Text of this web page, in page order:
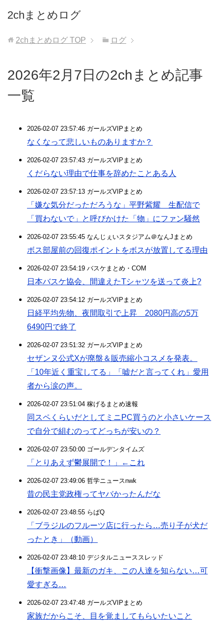
2chまとめログ
2chまとめログ TOP ログ
2026年2月7日の2chまとめ記事
一覧
2026-02-07 23:57:46 ガールズVIPまとめ
なくなって悲しいものありますか？
2026-02-07 23:57:43 ガールズVIPまとめ
くだらない理由で仕事を辞めたことある人
2026-02-07 23:57:13 ガールズVIPまとめ
「嫌な気分だっただろうな」平野紫耀 生配信で
「買わないで」と呼びかけた「物」にファン騒然
2026-02-07 23:55:45 なんじぇいスタジアム＠なんJまとめ
ボス部屋前の回復ポイントをボスが放置してる理由
2026-02-07 23:54:19 バスケまとめ・COM
日本バスケ協会、間違えたTシャツを送って炎上?
2026-02-07 23:54:12 ガールズVIPまとめ
日経平均先物、夜間取引で上昇 2080円高の5万
6490円で終了
2026-02-07 23:51:32 ガールズVIPまとめ
セザンヌ公式Xが廃盤＆販売縮小コスメを発表。
「10年近く重宝してる」「嘘だと言ってくれ」愛用
者から涙の声。
2026-02-07 23:51:04 稼げるまとめ速報
同スペくらいだとしてミニPC買うのと小さいケース
で自分で組むのってどっちが安いの？
2026-02-07 23:50:00 ゴールデンタイムズ
「とりあえず鬱展開で！」←これ
2026-02-07 23:49:06 哲学ニュースnwk
昔の民主党政権ってヤバかったんだな
2026-02-07 23:48:55 らばQ
「ブラジルのフルーツ店に行ったら…売り子が犬だ
ったとき」（動画）
2026-02-07 23:48:10 デジタルニューススレッド
【衝撃画像】最新のガキ、この人達を知らない…可
愛すぎる…
2026-02-07 23:47:48 ガールズVIPまとめ
家族だからこそ、目を覚ましてもらいたいこと